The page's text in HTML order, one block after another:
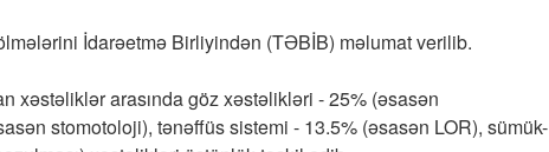
İdarəetmə Birliyindən (TƏBİB) məlumat verilib.
xəstəliklər arasında göz xəstəlikləri - 25% (əsasən
stomotoloji), tənəffüs sistemi - 13.5% (əsasən LOR), sümük-